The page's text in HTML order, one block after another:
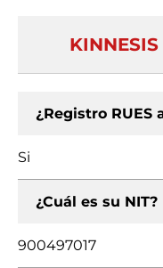
¿Registro RUES
Si
¿Cuál es su NIT?
900497017